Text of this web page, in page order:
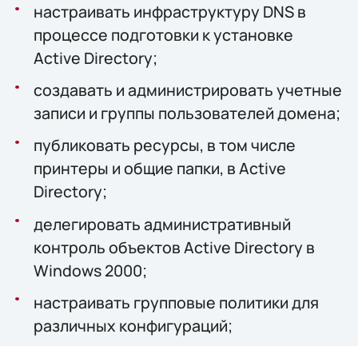
настраивать инфраструктуру DNS в
процессе подготовки к установке
Active Directory;
создавать и администрировать учетные
записи и группы пользователей домена;
публиковать ресурсы, в том числе
принтеры и общие папки, в Active
Directory;
делегировать административный
контроль объектов Active Directory в
Windows 2000;
настраивать групповые политики для
различных конфигураций;